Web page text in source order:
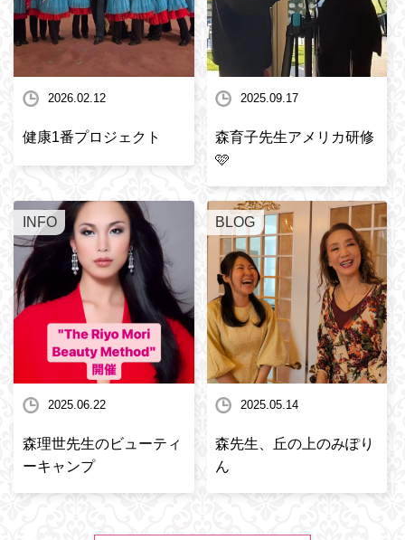
2026.02.12
健康1番プロジェクト
2025.09.17
森育子先生アメリカ研修
🩷
INFO
2025.06.22
森理世先生のビューティ
ーキャンプ
BLOG
2025.05.14
森先生、丘の上のみぽり
ん